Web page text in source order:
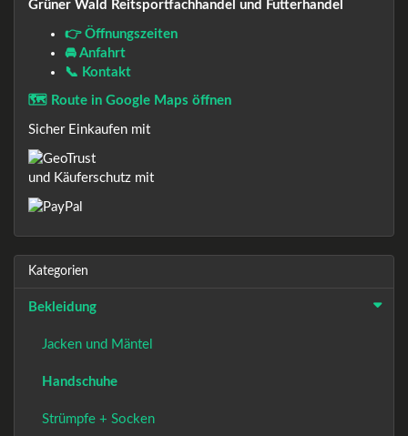
Grüner Wald Reitsportfachhandel und Futterhandel
👉 Öffnungszeiten
🚘 Anfahrt
📞 Kontakt
🗺️ Route in Google Maps öffnen
Sicher Einkaufen mit
und Käuferschutz mit
Kategorien
Bekleidung
Jacken und Mäntel
Handschuhe
Strümpfe + Socken